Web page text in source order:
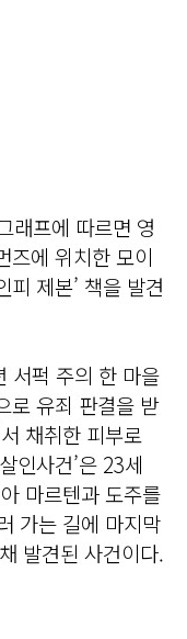
래프에 따르면 영
즈에 위치한 모이
피 제본’ 책을 발견
서퍽 주의 한 마을
로 유죄 판결을 받
채취한 피부로
인사건’은 23세
마르텐과 도주를
가는 길에 마지막
발견된 사건이다.